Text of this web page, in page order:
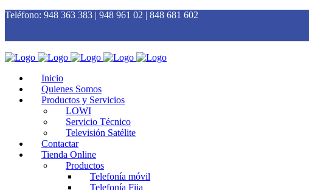
Teléfono: 948 363 383 | 948 961 02 | 848 681 602
Inicio
Quienes Somos
Productos y Servicios
LOWI
Servicio Técnico
Televisión Satélite
Contactar
Tienda Online
Productos
Telefonía móvil
Telefonía Fija